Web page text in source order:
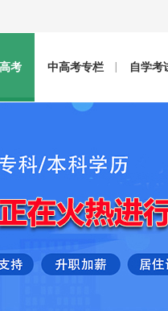
考 中高考专栏 自学考